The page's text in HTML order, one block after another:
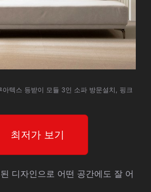
아텍스 등받이 모듈 3인 소파 방문설치, 핑크
최저가 보기
디자인으로 어떤 공간에도 잘 어